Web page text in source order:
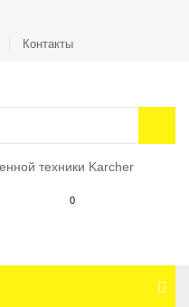
Контакты
0